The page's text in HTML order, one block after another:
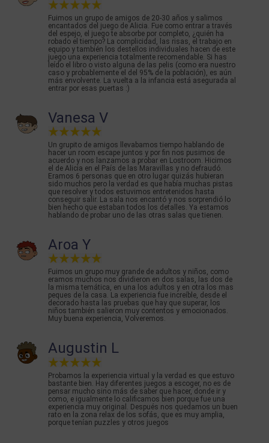
Fuimos un grupo de amigos de 20-30 años y salimos
encantados del juego de Alicia. Fue como entrar a través
del espejo, el juego te absorbe por completo, ¿quién ha
robado el tiempo? La complicidad, las risas, el trabajo en
equipo y también los destellos individuales hacen de este
juego una experiencia totalmente recomendable. Si has
leído el libro o visto alguna de las pelis (como era nuestro
caso y probablemente el del 95% de la población), es aún
más envolvente. La vuelta a la infancia está asegurada al
entrar por esas puertas :)
Vanesa V
Un grupito de amigos llevabamos tiempo hablando de
hacer un room escape juntos y por fin nos pusimos de
acuerdo y nos lanzamos a probar en Lostroom. Hicimos
el de Alicia en el País de las Maravillas y no defraudó.
Eramos 6 personas que en otro lugar quizás hubieran
sido muchos pero la verdad es que había muchas pistas
que resolver y todos estuvimos entretenidos hasta
conseguir salir. La sala nos encantó y nos sorprendió lo
bien hecho que estaban todos los detalles. Ya estamos
hablando de probar uno de las otras salas que tienen.
Aroa Y
Fuimos un grupo muy grande de adultos y niños, como
eramos muchos nos dividieron en dos salas, las dos de
la misma temática, en una los adultos y en otra los mas
peques de la casa. La experiencia fue increíble, desde el
decorado hasta las pruebas que hay que superar, los
niños también salieron muy contentos y emocionados.
Muy buena experiencia, Volveremos.
Augustin L
Probamos la experiencia virtual y la verdad es que estuvo
bastante bien. Hay diferentes juegos a escoger, no es de
pensar mucho sino más de saber que hacer, donde ir y
como, e igualmente lo calificamos bien porque fue una
experiencia muy original. Después nos quedamos un buen
rato en la zona relax de los sofás, que es muy amplia,
porque tenían puzzles y otros juegos